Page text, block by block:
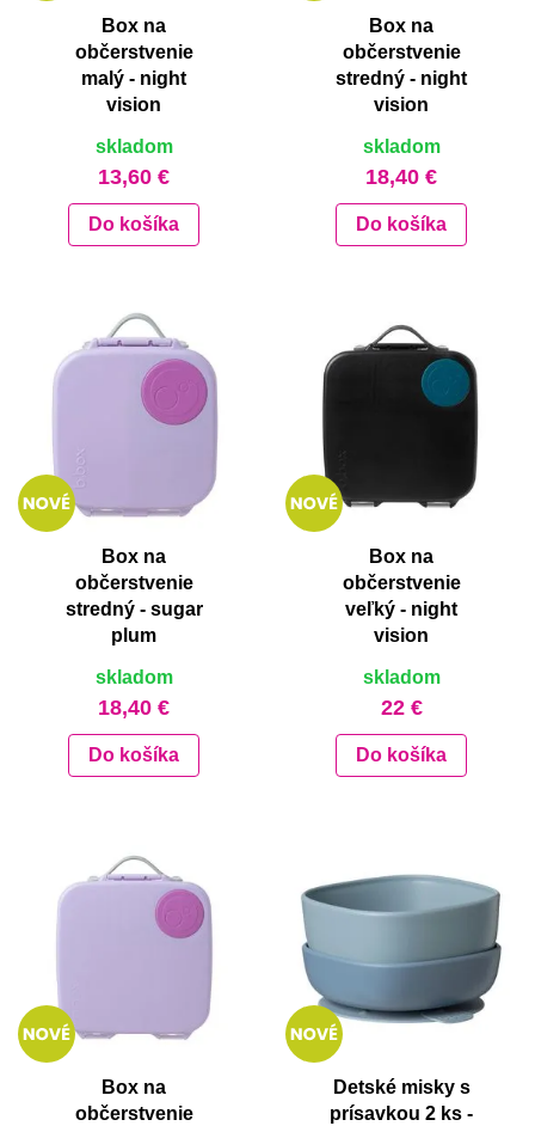
Box na
občerstvenie
malý - night
vision
skladom
13,60 €
Do košíka
Box na
občerstvenie
stredný - night
vision
skladom
18,40 €
Do košíka
Box na
občerstvenie
stredný - sugar
plum
skladom
18,40 €
Do košíka
Box na
občerstvenie
veľký - night
vision
skladom
22 €
Do košíka
Box na
občerstvenie
Detské misky s
prísavkou 2 ks -